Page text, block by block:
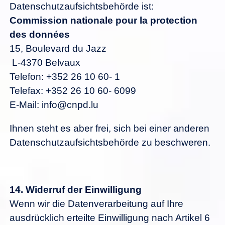
Datenschutzaufsichtsbehörde ist:
Commission nationale pour la protection
des données
15, Boulevard du Jazz
L-4370 Belvaux
Telefon: +352 26 10 60- 1
Telefax: +352 26 10 60- 6099
E-Mail: info@cnpd.lu
Ihnen steht es aber frei, sich bei einer anderen
Datenschutzaufsichtsbehörde zu beschweren.
14. Widerruf der Einwilligung
Wenn wir die Datenverarbeitung auf Ihre
ausdrücklich erteilte Einwilligung nach Artikel 6